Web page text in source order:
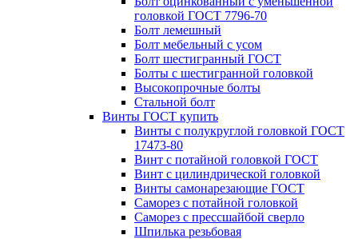
головкой ГОСТ 7796-70
Болт лемешный
Болт мебельный с усом
Болт шестигранный ГОСТ
Болты с шестигранной головкой
Высокопрочные болты
Стальной болт
Винты ГОСТ купить
Винты с полукруглой головкой ГОСТ
17473-80
Винт с потайной головкой ГОСТ
Винт с цилиндрической головкой
Винты самонарезающие ГОСТ
Саморез с потайной головкой
Саморез с прессшайбой сверло
Шпилька резьбовая